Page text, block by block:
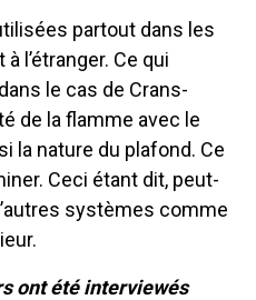
partout dans les
l’étranger. Ce qui
le cas de Crans-
de la flamme avec le
la nature du plafond. Ce
Ceci étant dit, peut-
systèmes comme
ont été interviewés